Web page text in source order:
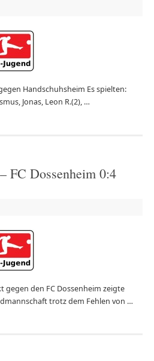
Handschuhsheim Es spielten:
Jonas, Leon R.(2), …
FC Dossenheim 0:4
gegen den FC Dossenheim zeigte
trotz dem Fehlen von …